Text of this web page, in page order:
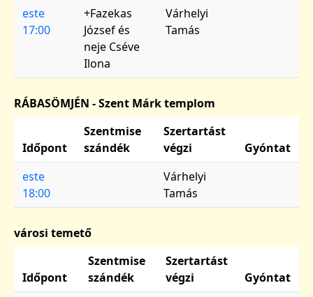
este
17:00
+Fazekas
József és
neje Cséve
Ilona
Várhelyi
Tamás
RÁBASÖMJÉN - Szent Márk templom
Időpont
Szentmise
szándék
Szertartást
végzi
Gyóntat
este
18:00
Várhelyi
Tamás
városi temető
Időpont
Szentmise
szándék
Szertartást
végzi
Gyóntat